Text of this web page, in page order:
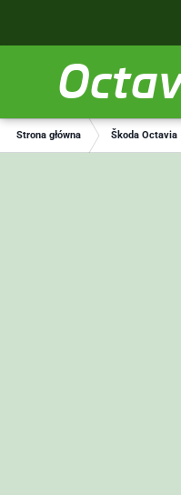
Strona główna Škoda Octavia